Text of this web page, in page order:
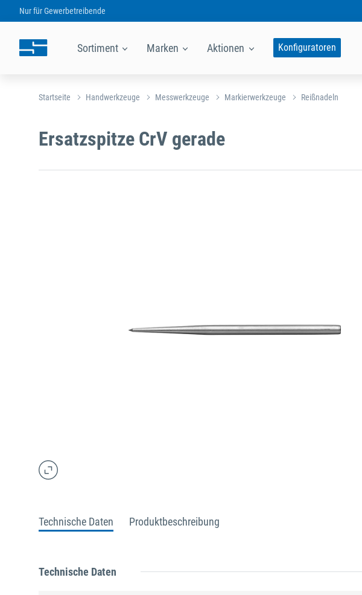
Nur fürGewerbetreibende
Sortiment Marken Aktionen Konfiguratoren
Startseite Handwerkzeuge Messwerkzeuge Markierwerkzeuge Reißnadeln
Ersatzspitze CrV gerade
Technische Daten Produktbeschreibung
Technische Daten